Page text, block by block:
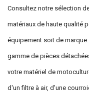
Consultez notre sélection
matériaux de haute qualité
équipement soit de
gamme de pièces
votre matériel de
d'un filtre à air, d'une